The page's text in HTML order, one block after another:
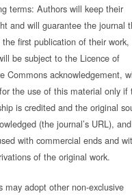
terms: Authors will keep their
and will guarantee the journal
first publication of their work,
be subject to the Licence of
Commons acknowledgement,
the use of this material only if
is credited and the original
(the journal’s URL),
with commercial ends and
of the original work.
may adopt other non-exclusive